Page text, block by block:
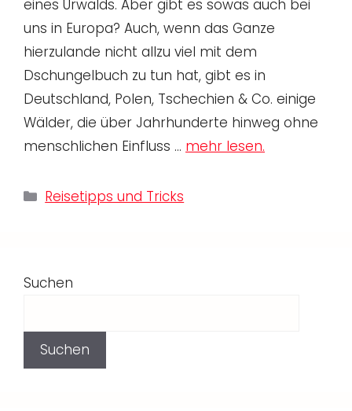
eines Urwalds. Aber gibt es sowas auch bei
uns in Europa? Auch, wenn das Ganze
hierzulande nicht allzu viel mit dem
Dschungelbuch zu tun hat, gibt es in
Deutschland, Polen, Tschechien & Co. einige
Wälder, die über Jahrhunderte hinweg ohne
menschlichen Einfluss … mehr lesen.
Kategorien
Reisetipps und Tricks
Suchen
Suchen